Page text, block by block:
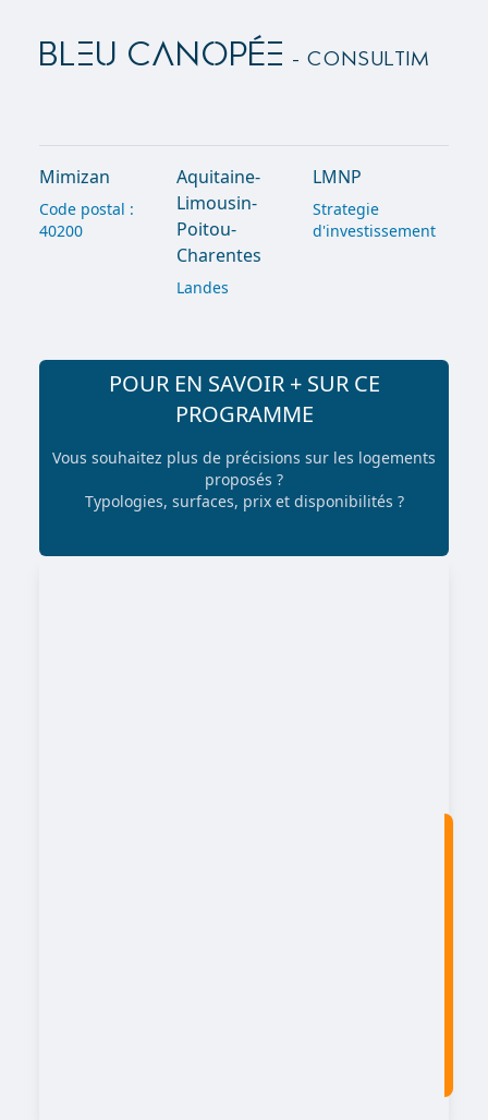
BLEU CANOPÉE - Consultim
Mimizan
Code postal :
40200
Aquitaine-
Limousin-
Poitou-
Charentes
Landes
LMNP
Strategie
d'investissement
POUR EN SAVOIR + SUR CE
PROGRAMME
Vous souhaitez plus de précisions sur les logements
proposés ?
Typologies, surfaces, prix et disponibilités ?